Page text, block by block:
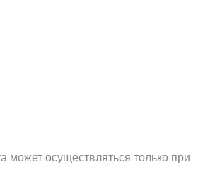
может осуществляться только при